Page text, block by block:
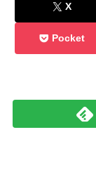
X
Pocket